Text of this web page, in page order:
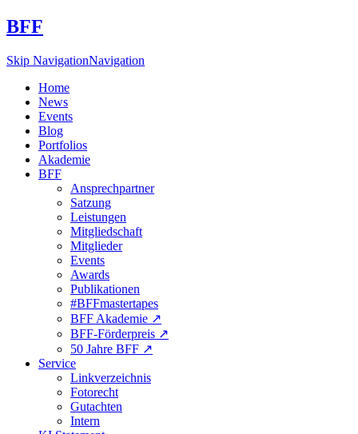
BFF
Skip NavigationNavigation
Home
News
Events
Blog
Portfolios
Akademie
BFF
Ansprechpartner
Satzung
Leistungen
Mitgliedschaft
Mitglieder
Events
Awards
Publikationen
#BFFmastertapes
BFF Akademie ↗︎
BFF-Förderpreis ↗︎
50 Jahre BFF ↗︎
Service
Linkverzeichnis
Fotorecht
Gutachten
Intern